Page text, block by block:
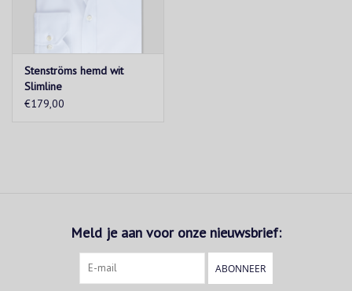
Stenströms hemd wit
Slimline
€179,00
Meld je aan voor onze nieuwsbrief:
ABONNEER